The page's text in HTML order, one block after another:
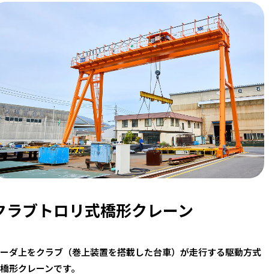
ラブトロリ式橋形クレーン
ダ上をクラブ（巻上装置を搭載した台車）が走行する駆動方式
形クレーンです。